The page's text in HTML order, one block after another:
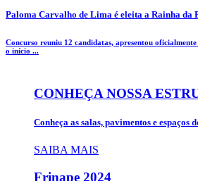
Paloma Carvalho de Lima é eleita a Rainha da
Concurso reuniu 12 candidatas, apresentou
o início ...
CONHEÇA NOSSA
Conheça as salas, pavimentos e espaços
SAIBA MAIS
Frinape 2024